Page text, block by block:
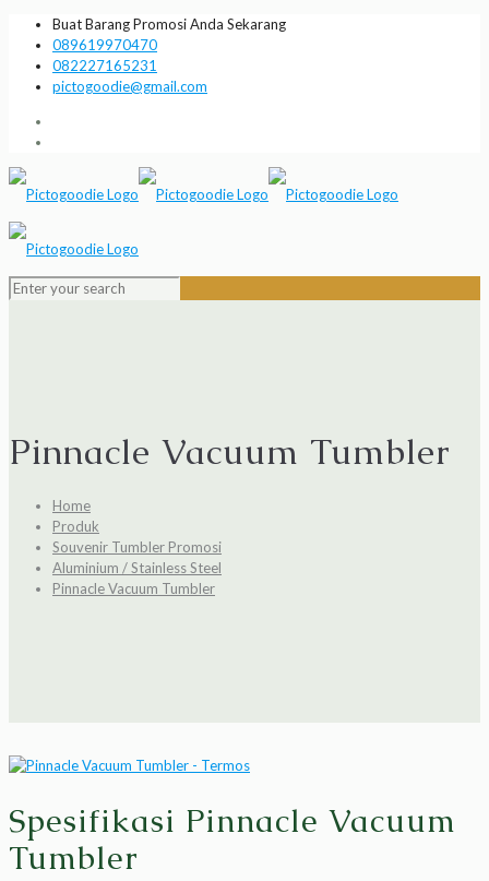
Buat Barang Promosi Anda Sekarang
089619970470
082227165231
pictogoodie@gmail.com
Pinnacle Vacuum Tumbler
Home
Produk
Souvenir Tumbler Promosi
Aluminium / Stainless Steel
Pinnacle Vacuum Tumbler
Spesifikasi Pinnacle Vacuum
Tumbler